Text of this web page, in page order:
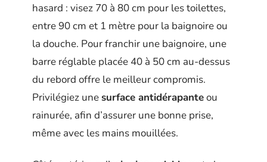
hasard : visez 70 à 80 cm pour les toilettes,
entre 90 cm et 1 mètre pour la baignoire ou
la douche. Pour franchir une baignoire, une
barre réglable placée 40 à 50 cm au-dessus
du rebord offre le meilleur compromis.
Privilégiez unesurface antidérapanteou
rainurée, afin d’assurer une bonne prise,
même avec les mains mouillées.